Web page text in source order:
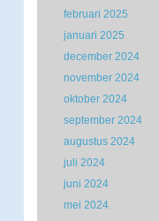
februari 2025
januari 2025
december 2024
november 2024
oktober 2024
september 2024
augustus 2024
juli 2024
juni 2024
mei 2024